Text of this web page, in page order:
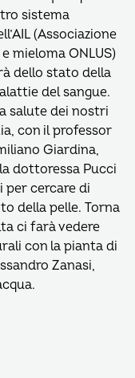
sistema
(Associazione
mieloma ONLUS)
dello stato della
del sangue.
salute dei nostri
con il professor
Giardina,
dottoressa Pucci
per cercare di
della pelle. Torna
ci farà vedere
con la pianta di
Zanasi,